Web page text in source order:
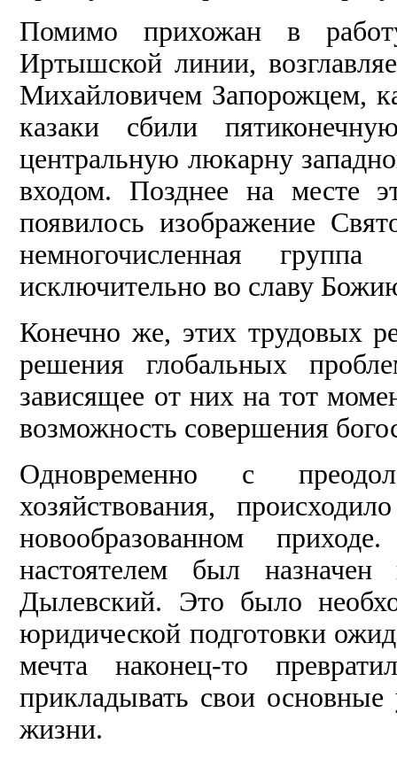
Помимо прихожан в
Иртышской линии,
Михайловичем Запорожцем,
казаки сбили
центральную люкарну
входом. Позднее на месте
появилось изображение
немногочисленная
исключительно во славу
Конечно же, этих трудовых
решения глобальных
зависящее от них на тот
возможность совершения
Одновременно с
хозяйствования,
новообразованном
настоятелем был
Дылевский. Это было
юридической подготовки
мечта наконец-то
прикладывать свои
жизни.